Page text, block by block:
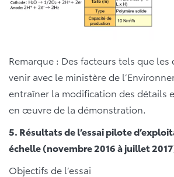
Remarque : Des facteurs tels que les
venir avec le ministère de
entraîner la modification des détails
en œuvre de la démonstration.
5. Résultats de l’essai pilote
échelle (novembre 2016 à juillet
Objectifs de l’essai